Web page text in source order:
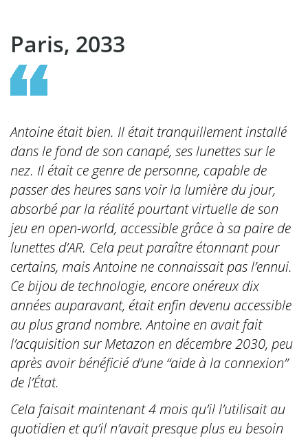
Paris, 2033
Antoine était bien. Il était tranquillement installé
dans le fond de son canapé, ses lunettes sur le
nez. Il était ce genre de personne, capable de
passer des heures sans voir la lumière du jour,
absorbé par la réalité pourtant virtuelle de son
jeu en open-world, accessible grâce à sa paire de
lunettes d’AR. Cela peut paraître étonnant pour
certains, mais Antoine ne connaissait pas l’ennui.
Ce bijou de technologie, encore onéreux dix
années auparavant, était enfin devenu accessible
au plus grand nombre. Antoine en avait fait
l’acquisition sur Metazon en décembre 2030, peu
après avoir bénéficié d’une “aide à la connexion”
de l’État.
Cela faisait maintenant 4 mois qu’il l’utilisait au
quotidien et qu’il n’avait presque plus eu besoin